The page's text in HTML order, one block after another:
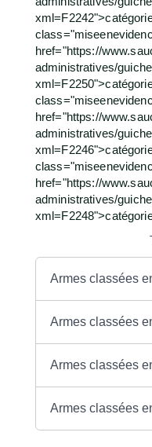
href="https://
administratives/
href="https://
administratives/
href="https://
administratives/
Armes classées
Armes classées
Armes classées
Armes classées